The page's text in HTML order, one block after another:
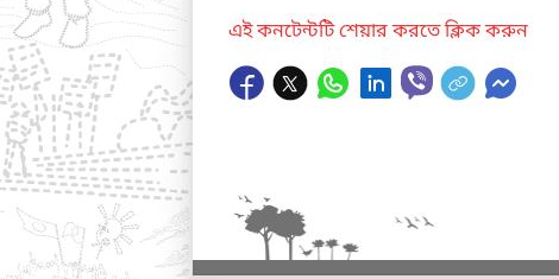
এই কনটেন্টটি শেয়ার করতে ক্লিক করুন